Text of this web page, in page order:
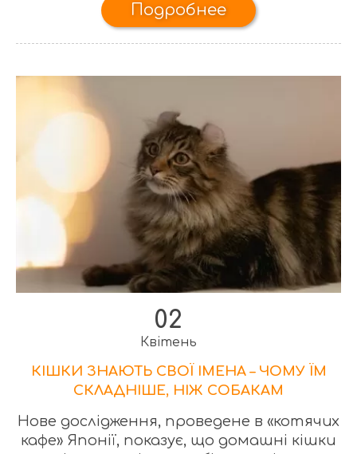
Подробнее
02
Квітень
КІШКИ ЗНАЮТЬ СВОЇ ІМЕНА – ЧОМУ ЇМ
СКЛАДНІШЕ, НІЖ СОБАКАМ
Нове дослідження, проведене в «котячих
кафе» Японії, показує, що домашні кішки